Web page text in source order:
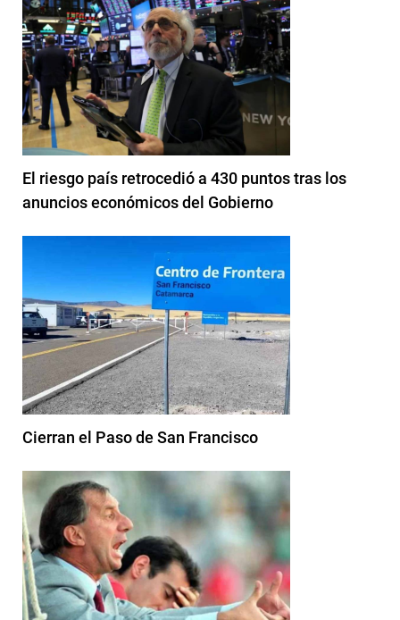
El riesgo país retrocedió a 430 puntos tras los
anuncios económicos del Gobierno
Cierran el Paso de San Francisco